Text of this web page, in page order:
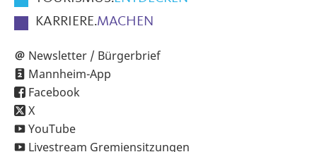
KARRIERE.MACHEN
Newsletter / Bürgerbrief
Mannheim-App
Facebook
X
YouTube
Livestream Gremiensitzungen